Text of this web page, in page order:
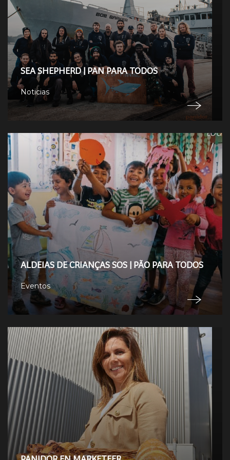
SEA SHEPHERD | PAN PARA TODOS
Noticias
ALDEIAS DE CRIANÇAS SOS | PÃO PARA TODOS
Eventos